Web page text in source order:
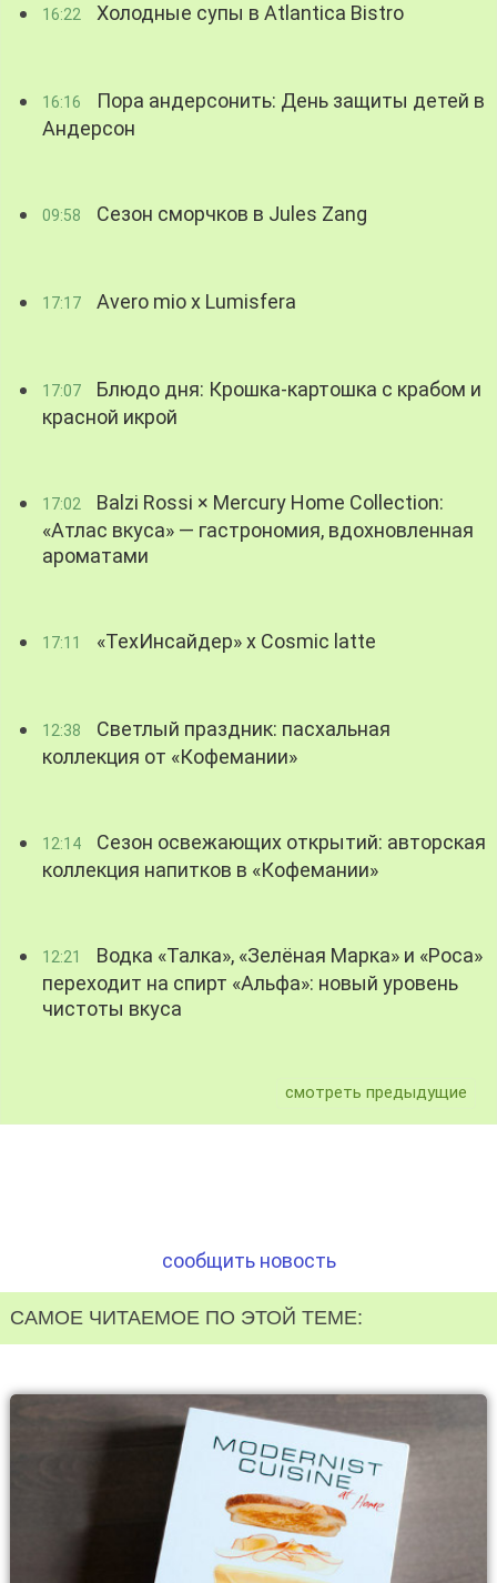
16:22 Холодные супы в Atlantica Bistro
16:16
Пора андерсонить: День защиты детей в
Андерсон
09:58 Сезон сморчков в Jules Zang
17:17 Avero mio x Lumisfera
17:07
Блюдо дня: Крошка-картошка с крабом и
красной икрой
17:02
Balzi Rossi × Mercury Home Collection:
«Атлас вкуса» — гастрономия, вдохновленная
ароматами
17:11 «ТехИнсайдер» х Cosmic latte
12:38
Светлый праздник: пасхальная
коллекция от «Кофемании»
12:14
Сезон освежающих открытий: авторская
коллекция напитков в «Кофемании»
12:21
Водка «Талка», «Зелёная Марка» и «Роса»
переходит на спирт «Альфа»: новый уровень
чистоты вкуса
смотреть предыдущие
сообщить новость
САМОЕ ЧИТАЕМОЕ ПО ЭТОЙ ТЕМЕ: